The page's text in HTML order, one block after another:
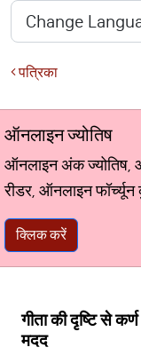
पत्रिका
ऑनलाइन ज्योतिष
ऑनलाइन अंक ज्योतिष,
रीडर, ऑनलाइन
क्लिक करें
गीता की दृष्टि से
मदद